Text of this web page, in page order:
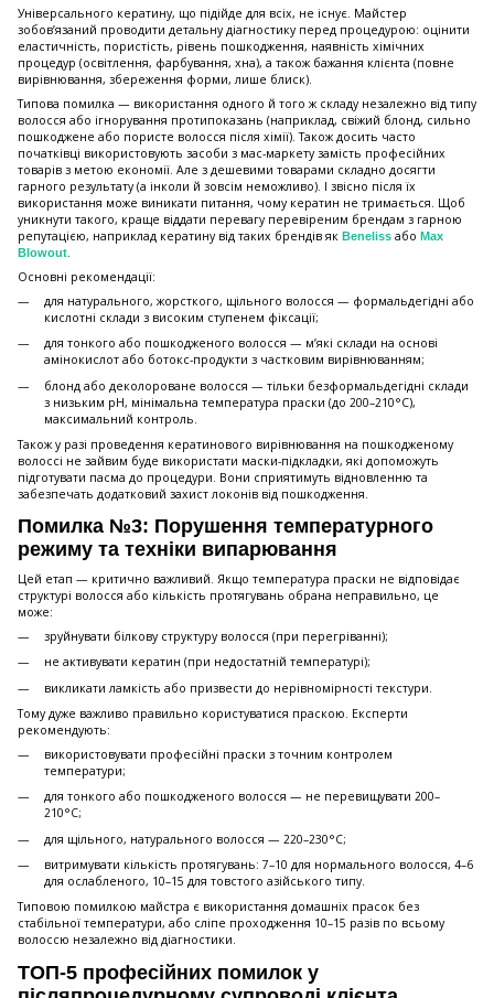
Універсального кератину, що підійде для всіх, не існує. Майстер
зобов’язаний проводити детальну діагностику перед процедурою: оцінити
еластичність, пористість, рівень пошкодження, наявність хімічних
процедур (освітлення, фарбування, хна), а також бажання клієнта (повне
вирівнювання, збереження форми, лише блиск).
Типова помилка — використання одного й того ж складу незалежно від типу
волосся або ігнорування протипоказань (наприклад, свіжий блонд, сильно
пошкоджене або пористе волосся після хімії). Також досить часто
початківці використовують засоби з мас-маркету замість професійних
товарів з метою економії. Але з дешевими товарами складно досягти
гарного результату (а інколи й зовсім неможливо). І звісно після їх
використання може виникати питання, чому кератин не тримається. Щоб
уникнути такого, краще віддати перевагу перевіреним брендам з гарною
репутацією, наприклад кератину від таких брендів як Beneliss або Max
Blowout.
Основні рекомендації:
для натурального, жорсткого, щільного волосся — формальдегідні або
кислотні склади з високим ступенем фіксації;
для тонкого або пошкодженого волосся — м’які склади на основі
амінокислот або ботокс-продукти з частковим вирівнюванням;
блонд або деколороване волосся — тільки безформальдегідні склади
з низьким pH, мінімальна температура праски (до 200–210°C),
максимальний контроль.
Також у разі проведення кератинового вирівнювання на пошкодженому
волоссі не зайвим буде використати маски-підкладки, які допоможуть
підготувати пасма до процедури. Вони сприятимуть відновленню та
забезпечать додатковий захист локонів від пошкодження.
Помилка №3: Порушення температурного
режиму та техніки випарювання
Цей етап — критично важливий. Якщо температура праски не відповідає
структурі волосся або кількість протягувань обрана неправильно, це
може:
зруйнувати білкову структуру волосся (при перегріванні);
не активувати кератин (при недостатній температурі);
викликати ламкість або призвести до нерівномірності текстури.
Тому дуже важливо правильно користуватися праскою. Експерти
рекомендують:
використовувати професійні праски з точним контролем
температури;
для тонкого або пошкодженого волосся — не перевищувати 200–
210°C;
для щільного, натурального волосся — 220–230°C;
витримувати кількість протягувань: 7–10 для нормального волосся, 4–6
для ослабленого, 10–15 для товстого азійського типу.
Типовою помилкою майстра є використання домашніх прасок без
стабільної температури, або сліпе проходження 10–15 разів по всьому
волоссю незалежно від діагностики.
ТОП-5 професійних помилок у